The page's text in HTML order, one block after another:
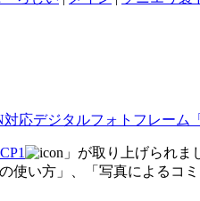
デジタルフォトフレーム「
CP1
」が取り上げられ
い方」、「写真によるコ